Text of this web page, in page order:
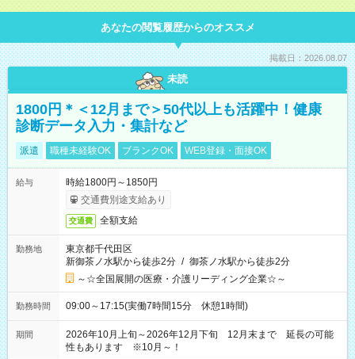
あなたの閲覧履歴からのオススメ
掲載日：2026.08.07
未読
1800円＊＜12月まで＞50代以上も活躍中！健康
診断データ入力・集計など
派遣 職種未経験OK ブランクOK WEB登録・面接OK
給与
時給1800円～1850円
交通費別途支給あり
交通費 全額支給
勤務地
東京都千代田区
新御茶ノ水駅から徒歩2分 / 御茶ノ水駅から徒歩2分
～☆全国展開の医療・介護リーディング企業☆～
勤務時間 09:00～17:15(実働7時間15分 休憩1時間)
期間
2026年10月上旬～2026年12月下旬 12月末まで 延長の可能
性もあります ※10月～！